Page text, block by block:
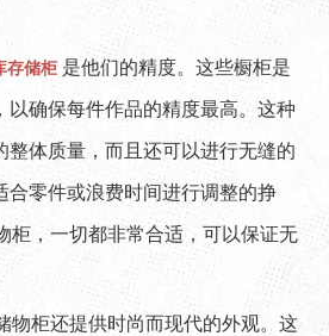
存储柜 是他们的精度。这些橱柜是
以确保每件作品的精度最高。这种
整体质量，而且还可以进行无缝的
合零件或浪费时间进行调整的挣
柜，一切都非常合适，可以保证无
物柜还提供时尚而现代的外观。这